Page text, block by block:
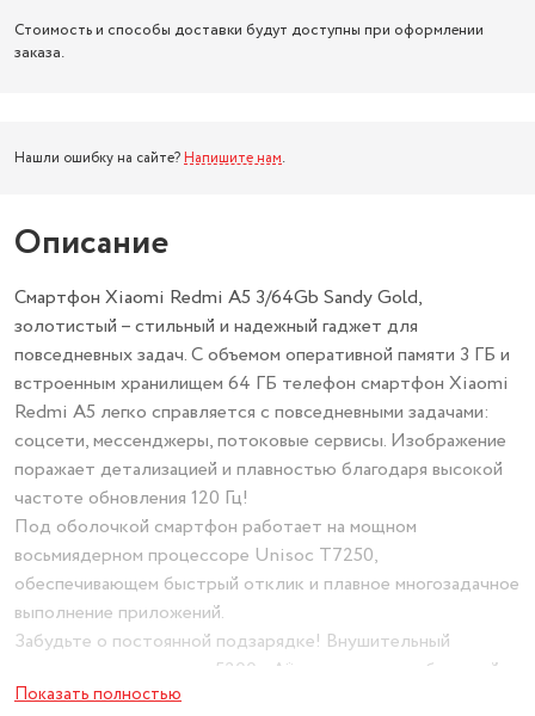
Стоимость и способы доставки будут доступны при оформлении
заказа.
Нашли ошибку на сайте? Напишите нам.
Описание
Смартфон Xiaomi Redmi A5 3/64Gb Sandy Gold,
золотистый – стильный и надежный гаджет для
повседневных задач. С объемом оперативной памяти 3 ГБ и
встроенным хранилищем 64 ГБ телефон смартфон Xiaomi
Redmi A5 легко справляется с повседневными задачами:
соцсети, мессенджеры, потоковые сервисы. Изображение
поражает детализацией и плавностью благодаря высокой
частоте обновления 120 Гц!
Под оболочкой смартфон работает на мощном
восьмиядерном процессоре Unisoc T7250,
обеспечивающем быстрый отклик и плавное многозадачное
выполнение приложений.
Забудьте о постоянной подзарядке! Внушительный
аккумулятор емкостью 5200 мА*ч, а поддержка быстрой
зарядки быстро вернет ваш смартфон андроид в строй,
Показать полностью